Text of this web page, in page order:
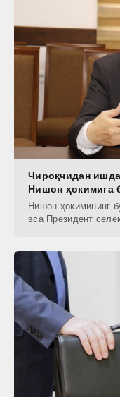
Чироқчидан
Нишон ҳокимига
Нишон ҳокимининг
эса Президент